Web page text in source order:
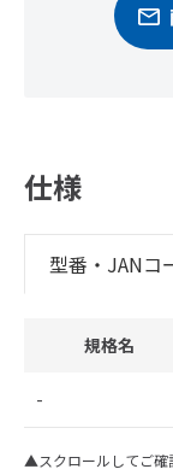
仕様
型番・JANコ
規格名
-
▲スクロールしてご確